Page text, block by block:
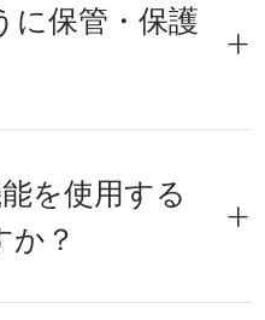
に保管・保護
を使用する
か？